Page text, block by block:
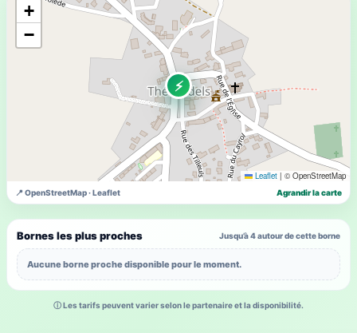
⚡
+
−
Leaflet | © OpenStreetMap
📍 OpenStreetMap · Leaflet Agrandir la carte
Bornes les plus proches Jusqu’à 4 autour de cette borne
Aucune borne proche disponible pour le moment.
ⓘ Les tarifs peuvent varier selon le partenaire et la disponibilité.